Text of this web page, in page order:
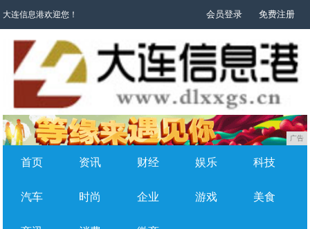
大连信息港欢迎您！ 会员登录 免费注册
广告
首页 资讯 财经 娱乐 科技
汽车 时尚 企业 游戏 美食